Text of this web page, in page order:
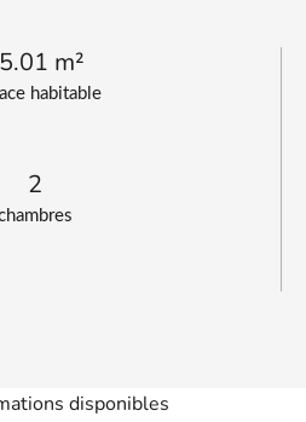
habitable
m²
2
disponibles